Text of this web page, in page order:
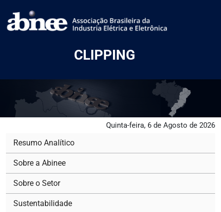
CLIPPING
Quinta-feira, 6 de Agosto de 2026
Resumo Analítico
Sobre a Abinee
Sobre o Setor
Sustentabilidade